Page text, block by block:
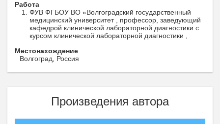
Работа
ФУВ ФГБОУ ВО «Волгоградский государственный
медицинский университет , профессор, заведующий
кафедрой клинической лабораторной диагностики с
курсом клинической лабораторной диагностики ,
Местонахождение
Волгоград, Россия
Произведения автора